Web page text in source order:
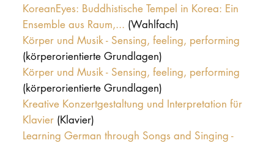
KoreanEyes: Buddhistische Tempel in Korea: Ein
Ensemble aus Raum,... (Wahlfach)
Körper und Musik - Sensing, feeling, performing
(körperorientierte Grundlagen)
Körper und Musik - Sensing, feeling, performing
(körperorientierte Grundlagen)
Kreative Konzertgestaltung und Interpretation für
Klavier (Klavier)
Learning German through Songs and Singing -